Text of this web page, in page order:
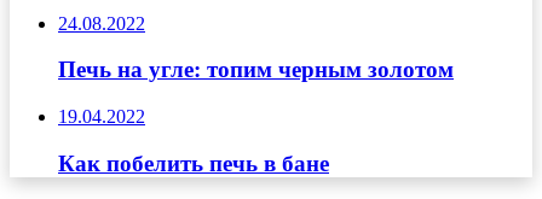
24.08.2022
Печь на угле: топим черным золотом
19.04.2022
Как побелить печь в бане